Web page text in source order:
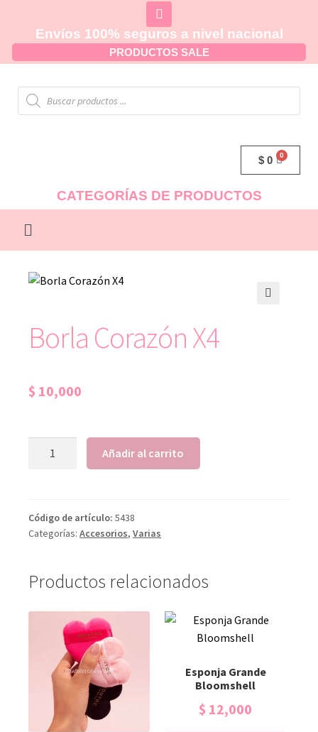
Envíos 100% seguros a nivel nacional
PRODUCTOS SALE
$ 0
CATEGORÍAS DE PRODUCTOS
Borla Corazón X4
$ 10,000
Añadir al carrito
Código de artículo: 5438
Categorías: Accesorios, Varias
Productos relacionados
Esponja Grande
Bloomshell
$ 12,000